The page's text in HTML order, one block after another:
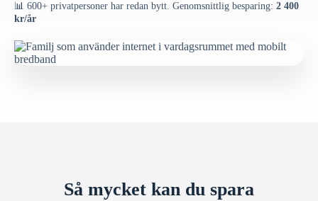
📊 600+ privatpersoner har redan bytt. Genomsnittlig besparing: 2 400
kr/år
Så mycket kan du spara